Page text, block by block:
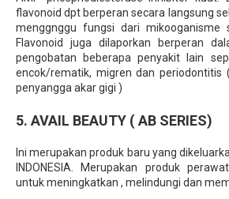
flavonoid dpt berperan secara langsung
menggnggu fungsi dari
Flavonoid juga dilaporkan berperan
pengobatan beberapa penyakit lain
encok/rematik, migren dan periodontitis
penyangga akar gigi )
5. AVAIL BEAUTY ( AB SERIES)
Ini merupakan produk baru yang
INDONESIA. Merupakan produk
untuk meningkatkan , melindungi dan